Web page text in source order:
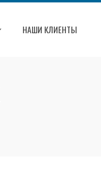
НАШИ КЛИЕНТЫ